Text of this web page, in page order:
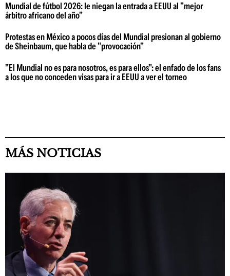
Mundial de fútbol 2026: le niegan la entrada a EEUU al "mejor
árbitro africano del año"
Protestas en México a pocos días del Mundial presionan al gobierno
de Sheinbaum, que habla de "provocación"
"El Mundial no es para nosotros, es para ellos": el enfado de los fans
a los que no conceden visas para ir a EEUU a ver el torneo
MÁS NOTICIAS